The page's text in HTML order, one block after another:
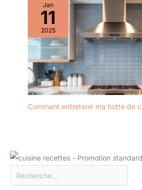
Jan
11
2025
Comment entretenir ma hotte de